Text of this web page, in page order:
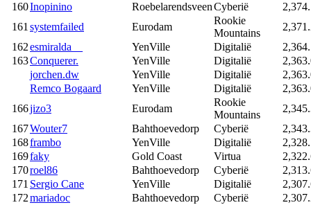
160Inopinino RoebelarendsveenCyberië
161systemfailed Eurodam
Rookie
Mountains
162esmiralda__ YenVille Digitalië
163Conquerer. YenVille Digitalië
jorchen.dw
YenVille Digitalië
Remco Bogaard
YenVille Digitalië
166jizo3 Eurodam
Rookie
Mountains
167Wouter7 Bahthoevedorp Cyberië
168frambo YenVille Digitalië
169faky Gold Coast Virtua
170roel86 Bahthoevedorp Cyberië
171 Sergio Cane YenVille Digitalië
172mariadoc Bahthoevedorp Cyberië